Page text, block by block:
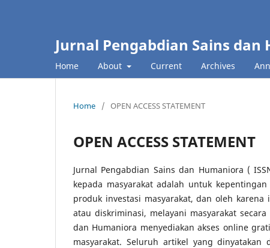
Jurnal Pengabdian Sains dan
Home About Current Archives
Home / OPEN ACCESS STATEMENT
OPEN ACCESS STATEMENT
Jurnal Pengabdian Sains dan Humaniora (
kepada masyarakat adalah untuk
produk investasi masyarakat, dan oleh
atau diskriminasi, melayani masyarakat
dan Humaniora menyediakan akses online
masyarakat. Seluruh artikel yang